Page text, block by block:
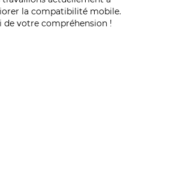
la compatibilité mobile.
de votre compréhension !